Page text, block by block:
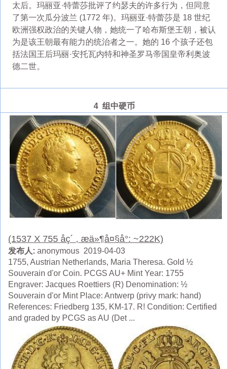
太后。玛丽亚·特蕾莎批评了约瑟夫的许多行为，但同意
了第一次瓜分波兰 (1772 年)。玛丽亚·特蕾莎是 18 世纪
欧洲强权政治的关键人物，她统一了哈布斯堡王朝，被认
为是该王朝最有能力的统治者之一。她的 16 个孩子还包
括法国王后玛丽·安托瓦内特和神圣罗马帝国皇帝利奥波
德二世。
4 组中硬币
(1537 X 755 åç´ , æä»¶å¤§å°: ~222K)
发布人: anonymous 2019-04-03
1755, Austrian Netherlands, Maria Theresa. Gold ½
Souverain d'or Coin. PCGS AU+ Mint Year: 1755
Engraver: Jacques Roettiers (R) Denomination: ½
Souverain d'or Mint Place: Antwerp (privy mark: hand)
References: Friedberg 135, KM-17. R! Condition: Certified
and graded by PCGS as AU (Det ...